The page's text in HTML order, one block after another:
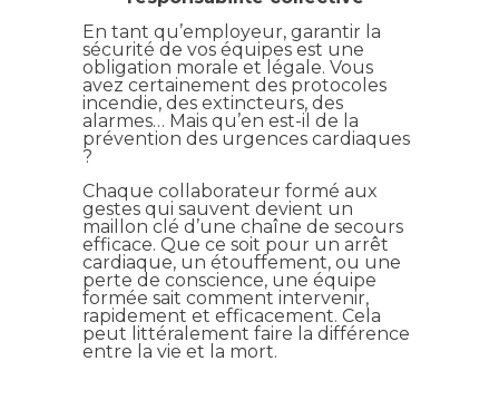
En tant qu’employeur, garantir la
sécurité de vos équipes est une
obligation morale et légale. Vous
avez certainement des protocoles
incendie, des extincteurs, des
alarmes… Mais qu’en est-il de la
prévention des urgences cardiaques
?
Chaque collaborateur formé aux
gestes qui sauvent devient un
maillon clé d’une chaîne de secours
efficace. Que ce soit pour un arrêt
cardiaque, un étouffement, ou une
perte de conscience, une équipe
formée sait comment intervenir,
rapidement et efficacement. Cela
peut littéralement faire la différence
entre la vie et la mort.